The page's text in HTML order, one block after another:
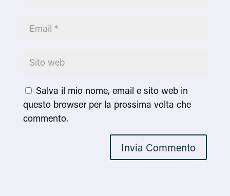
Salva il mio nome, email e sito web in
questo browser per la prossima volta che
commento.